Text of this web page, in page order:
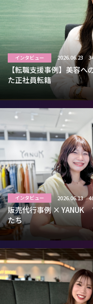
インタビュー 2026.06.23
【転職支援事例】美容
た正社員転籍
インタビュー 2026.06.13
販売代行事例 × YANUK
たち